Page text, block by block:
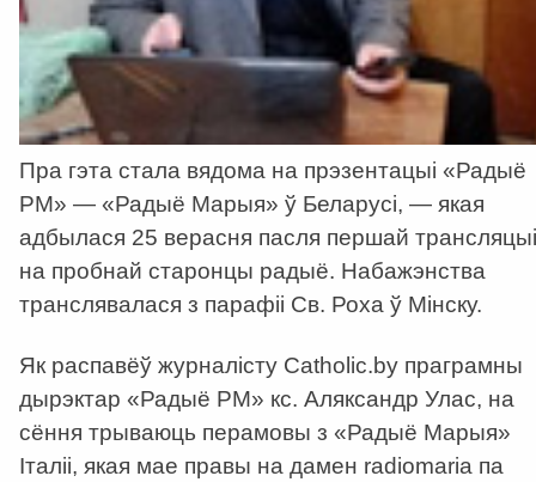
Пра гэта стала вядома на прэзентацыі «Радыё
РМ» — «Радыё Марыя» ў Беларусі, — якая
адбылася 25 верасня пасля першай трансляцыі
на пробнай старонцы радыё. Набажэнства
транслявалася з парафіі Св. Роха ў Мінску.
Як распавёў журналісту Catholic.by праграмны
дырэктар «Радыё РМ» кс. Аляксандр Улас, на
сёння трываюць перамовы з «Радыё Марыя»
Італіі, якая мае правы на дамен radiomaria па